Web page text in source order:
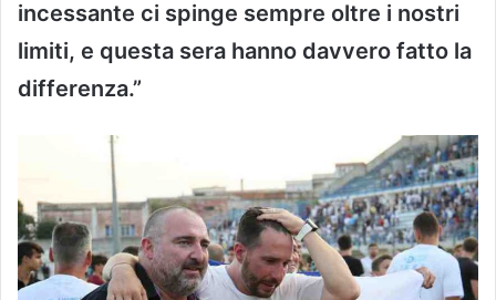
incessante ci spinge sempre oltre i nostri
limiti, e questa sera hanno davvero fatto la
differenza.”